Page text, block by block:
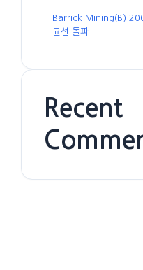
Barrick Mining(B)
균선 돌파
Recent